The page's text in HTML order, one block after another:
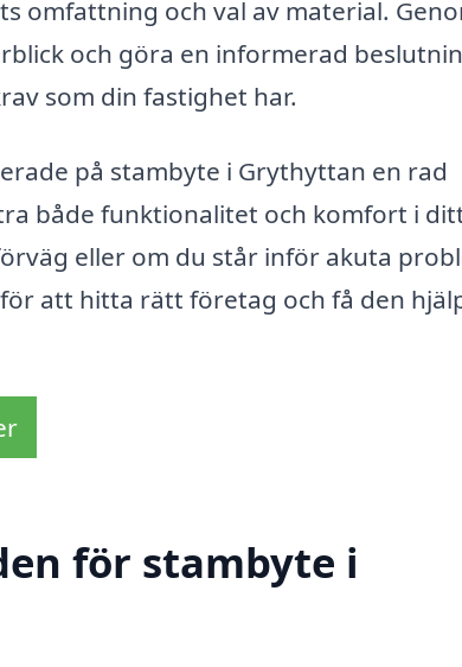
omfattning och val av material.
och göra en informerad
som din fastighet har.
på stambyte i Grythyttan en rad
både funktionalitet och komfort i
eller om du står inför akuta
att hitta rätt företag och få den
för stambyte i